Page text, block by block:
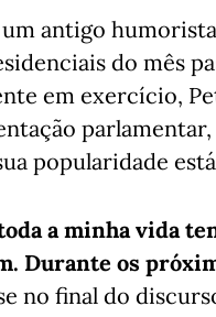
antigo
do mês
em exercício,
popularidade
a minha vida
Durante os
no final do